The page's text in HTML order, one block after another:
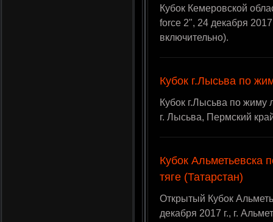
Кубок Кемеровской
force 2", 24 декабря
включительно).
Кубок г.Лысьва по
Кубок г.Лысьва по жиму
г. Лысьва, Пермский
Кубок Альметьевска
тяге (Татарстан)
Открытый Кубок
декабря 2017 г., г.